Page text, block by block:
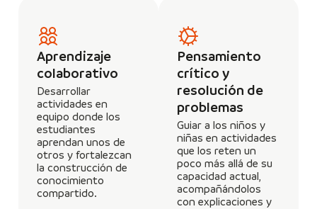
Aprendizaje
colaborativo
Desarrollar
actividades en
equipo donde los
estudiantes
aprendan unos de
otros y fortalezcan
la construcción de
conocimiento
compartido.
Pensamiento
crítico y
resolución de
problemas
Guiar a los niños y
niñas en actividades
que los reten un
poco más allá de su
capacidad actual,
acompañándolos
con explicaciones y